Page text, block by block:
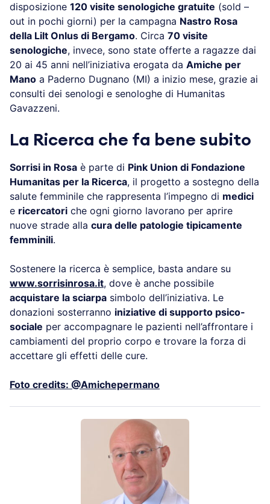
disposizione 120 visite senologiche gratuite (sold –
out in pochi giorni) per la campagna Nastro Rosa
della Lilt Onlus di Bergamo. Circa 70 visite
senologiche, invece, sono state offerte a ragazze dai
20 ai 45 anni nell’iniziativa erogata da Amiche per
Mano a Paderno Dugnano (MI) a inizio mese, grazie ai
consulti dei senologi e senologhe di Humanitas
Gavazzeni.
La Ricerca che fa bene subito
Sorrisi in Rosa è parte di Pink Union di Fondazione
Humanitas per la Ricerca, il progetto a sostegno della
salute femminile che rappresenta l’impegno di medici
e ricercatori che ogni giorno lavorano per aprire
nuove strade alla cura delle patologie tipicamente
femminili.
Sostenere la ricerca è semplice, basta andare su
www.sorrisinrosa.it, dove è anche possibile
acquistare la sciarpa simbolo dell’iniziativa. Le
donazioni sosterranno iniziative di supporto psico-
sociale per accompagnare le pazienti nell’affrontare i
cambiamenti del proprio corpo e trovare la forza di
accettare gli effetti delle cure.
Foto credits: @Amichepermano